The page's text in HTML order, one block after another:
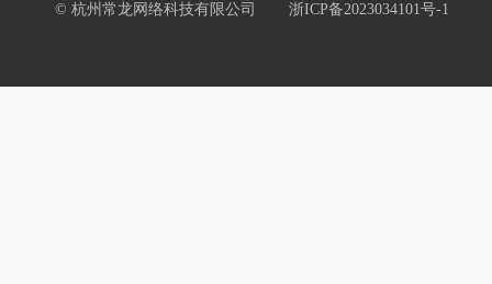
© 杭州常龙网络科技有限公司 浙ICP备2023034101号-1